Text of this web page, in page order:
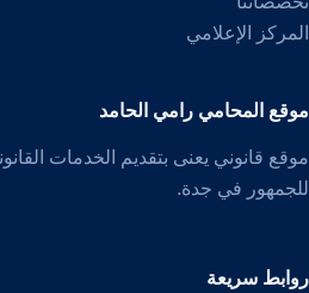
المركز الإعلامي
موقع المحامي رامي الحامد
موقع قانوني يعنى بتقديم الخدمات
للجمهور في جدة.
روابط سريعة